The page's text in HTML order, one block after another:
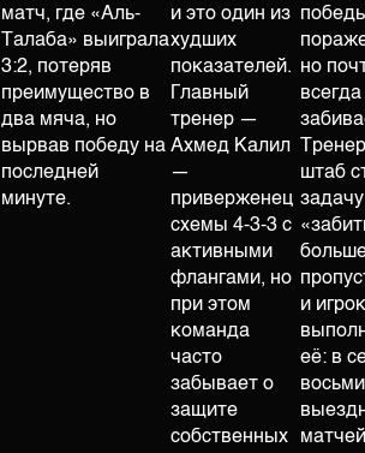
матч, где «Аль-
Талаба» выиграла
3:2, потеряв
преимущество в
два мяча, но
вырвав победу на
последней
минуте.
и это один из
худших
показателей.
Главный
тренер —
Ахмед Калил
—
приверженец
схемы 4-3-3 с
активными
флангами, но
при этом
команда
часто
забывает о
защите
собственных
но
всегда
штаб
задачу
и
её: в
восьми